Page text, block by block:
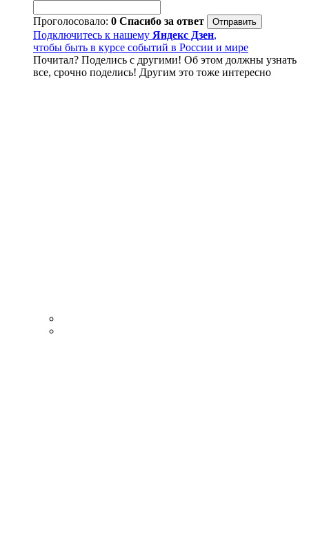
Проголосовало: 0 Спасибо за ответ
Подключитесь к нашему Яндекс Дзен,
чтобы быть в курсе событий в России и мире
Почитал? Поделись с другими! Об этом должны узнать
все, срочно поделись! Другим это тоже интересно